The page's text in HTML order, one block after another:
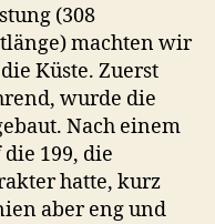
(308
machten wir
Küste. Zuerst
wurde die
Nach einem
199, die
hatte, kurz
aber eng und